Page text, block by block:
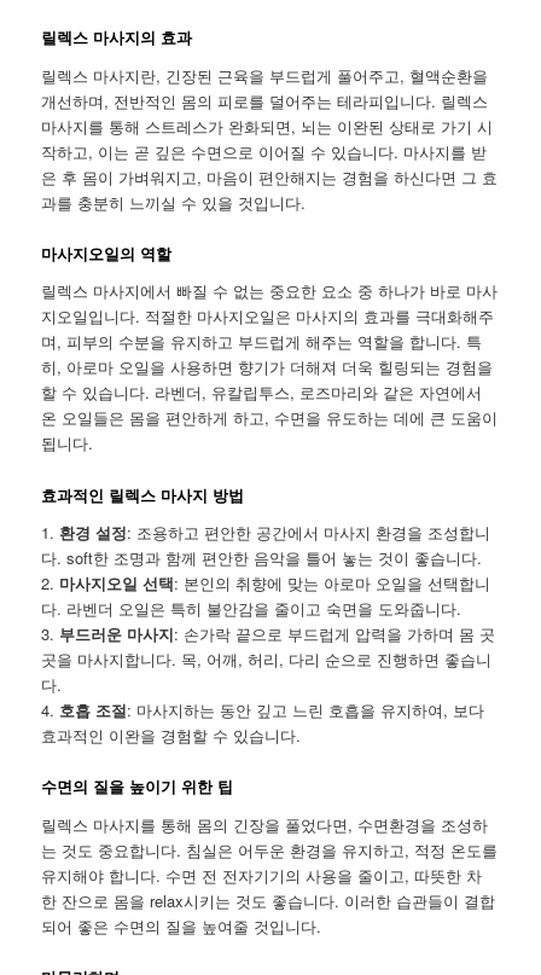
릴렉스 마사지의 효과
릴렉스 마사지란, 긴장된 근육을 부드럽게 풀어주고, 혈액순환을
개선하며, 전반적인 몸의 피로를 덜어주는 테라피입니다. 릴렉스
마사지를 통해 스트레스가 완화되면, 뇌는 이완된 상태로 가기 시
작하고, 이는 곧 깊은 수면으로 이어질 수 있습니다. 마사지를 받
은 후 몸이 가벼워지고, 마음이 편안해지는 경험을 하신다면 그 효
과를 충분히 느끼실 수 있을 것입니다.
마사지오일의 역할
릴렉스 마사지에서 빠질 수 없는 중요한 요소 중 하나가 바로 마사
지오일입니다. 적절한 마사지오일은 마사지의 효과를 극대화해주
며, 피부의 수분을 유지하고 부드럽게 해주는 역할을 합니다. 특
히, 아로마 오일을 사용하면 향기가 더해져 더욱 힐링되는 경험을
할 수 있습니다. 라벤더, 유칼립투스, 로즈마리와 같은 자연에서
온 오일들은 몸을 편안하게 하고, 수면을 유도하는 데에 큰 도움이
됩니다.
효과적인 릴렉스 마사지 방법
1. 환경 설정: 조용하고 편안한 공간에서 마사지 환경을 조성합니
다. soft한 조명과 함께 편안한 음악을 틀어 놓는 것이 좋습니다.
2. 마사지오일 선택: 본인의 취향에 맞는 아로마 오일을 선택합니
다. 라벤더 오일은 특히 불안감을 줄이고 숙면을 도와줍니다.
3. 부드러운 마사지: 손가락 끝으로 부드럽게 압력을 가하며 몸 곳
곳을 마사지합니다. 목, 어깨, 허리, 다리 순으로 진행하면 좋습니
다.
4. 호흡 조절: 마사지하는 동안 깊고 느린 호흡을 유지하여, 보다
효과적인 이완을 경험할 수 있습니다.
수면의 질을 높이기 위한 팁
릴렉스 마사지를 통해 몸의 긴장을 풀었다면, 수면환경을 조성하
는 것도 중요합니다. 침실은 어두운 환경을 유지하고, 적정 온도를
유지해야 합니다. 수면 전 전자기기의 사용을 줄이고, 따뜻한 차
한 잔으로 몸을 relax시키는 것도 좋습니다. 이러한 습관들이 결합
되어 좋은 수면의 질을 높여줄 것입니다.